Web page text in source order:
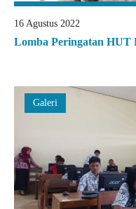
16 Agustus 2022
Lomba Peringatan HUT
Galeri